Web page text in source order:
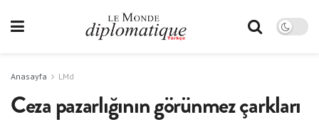
Anasayfa LMd
Ceza pazarlığının görünmez çarkları